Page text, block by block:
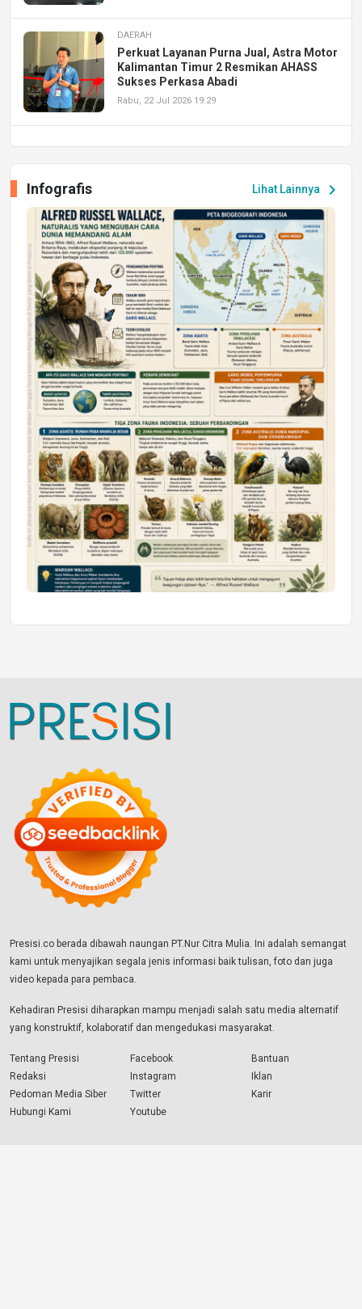
DAERAH
Perkuat Layanan Purna Jual, Astra Motor
Kalimantan Timur 2 Resmikan AHASS
Sukses Perkasa Abadi
Rabu, 22 Jul 2026 19:29
Peluang Kerja dan Magang
Jumat, 17 Jul 2026 22:30
DAERAH
Astra Motor Kalimantan Timur 2 Dukung
Mahasiswa Samarinda dalam Astra
Honda SDGs Future Leaders 2026
Jumat, 10 Jul 2026 19:01
Lihat Lainnya chevron_right
Infografis
Presisi.co berada dibawah naungan PT.Nur Citra Mulia. Ini adalah semangat
kami untuk menyajikan segala jenis informasi baik tulisan, foto dan juga
video kepada para pembaca.
Kehadiran Presisi diharapkan mampu menjadi salah satu media alternatif
yang konstruktif, kolaboratif dan mengedukasi masyarakat.
Tentang Presisi
Redaksi
Pedoman Media Siber
Hubungi Kami
Facebook
Instagram
Twitter
Youtube
Bantuan
Iklan
Karir